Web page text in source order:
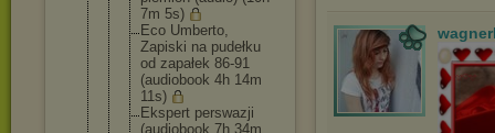
7m 5s)
Eco Umberto,
Zapiski na pudełku
od zapałek 86-91
(audiobook 4h 14m
11s)
Ekspert perswazji
(audiobook 7h 34m